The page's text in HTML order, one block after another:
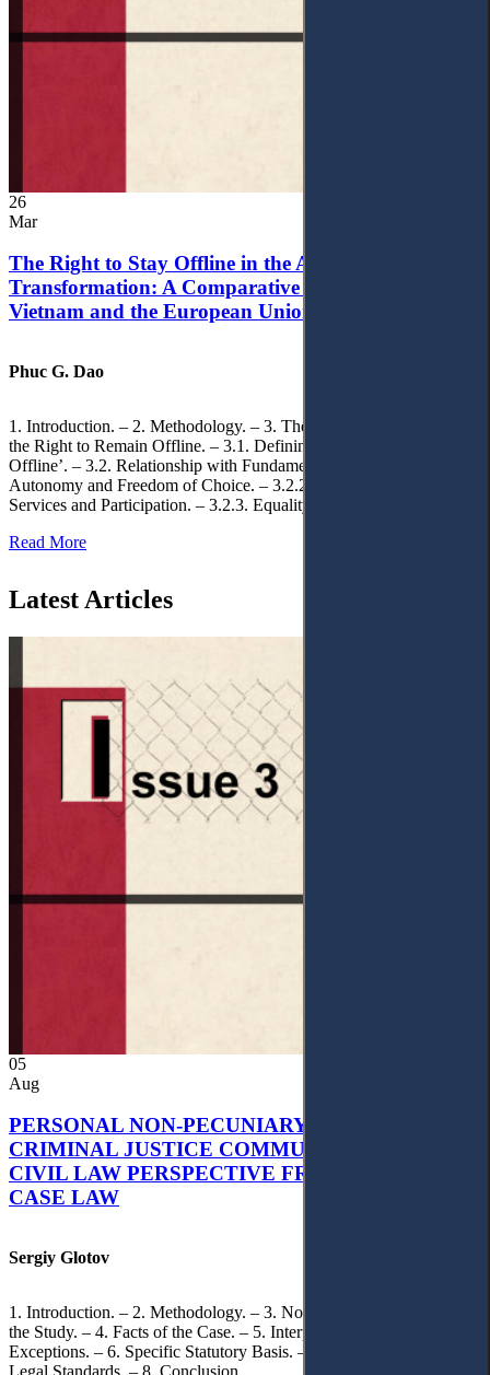
26
Mar
The Right to Stay Offline in the Age of Digital
Transformation: A Comparative Analysis of
Vietnam and the European Union
Phuc G. Dao
1. Introduction. – 2. Methodology. – 3. Theoretical Foundations of
the Right to Remain Offline. – 3.1. Defining the ‘Right to Remain
Offline’. – 3.2. Relationship with Fundamental Rights. – 3.2.1.
Autonomy and Freedom of Choice. – 3.2.2. Access to Public
Services and Participation. – 3.2.3. Equality
Read More
Latest Articles
05
Aug
PERSONAL NON-PECUNIARY RIGHTS AND
CRIMINAL JUSTICE COMMUNICATION: A
CIVIL LAW PERSPECTIVE FROM UKRAINIAN
CASE LAW
Sergiy Glotov
1. Introduction. – 2. Methodology. – 3. Normative Framework of
the Study. – 4. Facts of the Case. – 5. Interpretation of Statutory
Exceptions. – 6. Specific Statutory Basis. – 7. Differentiation of
Legal Standards. – 8. Conclusion.